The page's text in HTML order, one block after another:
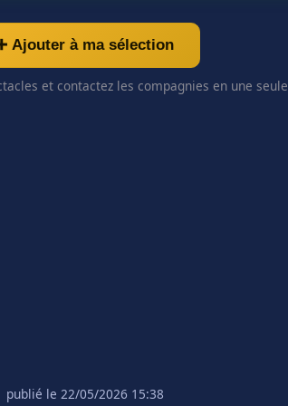
Ajouter à ma sélection
et contactez les compagnies en une
publié le 22/05/2026 15:38